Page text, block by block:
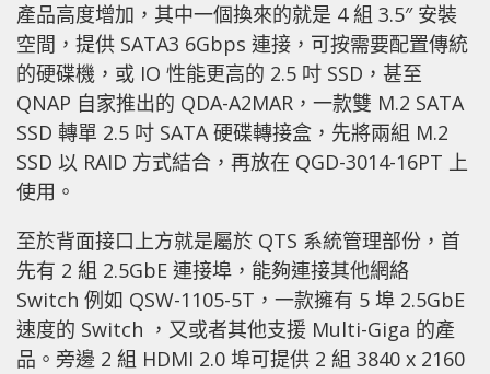
產品高度增加，其中一個換來的就是 4 組 3.5″ 安裝
空間，提供 SATA3 6Gbps 連接，可按需要配置傳統
的硬碟機，或 IO 性能更高的 2.5 吋 SSD，甚至
QNAP 自家推出的 QDA-A2MAR，一款雙 M.2 SATA
SSD 轉單 2.5 吋 SATA 硬碟轉接盒，先將兩組 M.2
SSD 以 RAID 方式結合，再放在 QGD-3014-16PT 上
使用。
至於背面接口上方就是屬於 QTS 系統管理部份，首
先有 2 組 2.5GbE 連接埠，能夠連接其他網絡
Switch 例如 QSW-1105-5T，一款擁有 5 埠 2.5GbE
速度的 Switch ，又或者其他支援 Multi-Giga 的產
品。旁邊 2 組 HDMI 2.0 埠可提供 2 組 3840 x 2160